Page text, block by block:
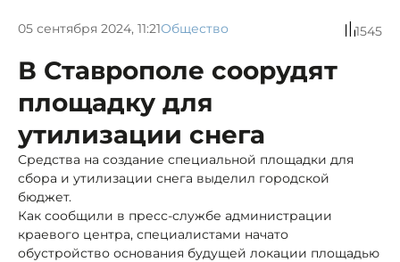
05 сентября 2024, 11:21Общество 1545
В Ставрополе соорудят
площадку для
утилизации снега
Средства на создание специальной площадки для
сбора и утилизации снега выделил городской
бюджет.
Как сообщили в пресс-службе администрации
краевого центра, специалистами начато
обустройство основания будущей локации площадью